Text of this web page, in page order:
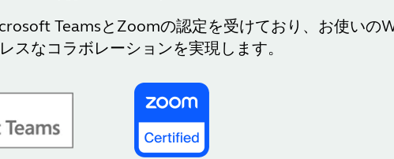
TeamsとZoomの認定を受けており、お使いの
スなコラボレーションを実現します。